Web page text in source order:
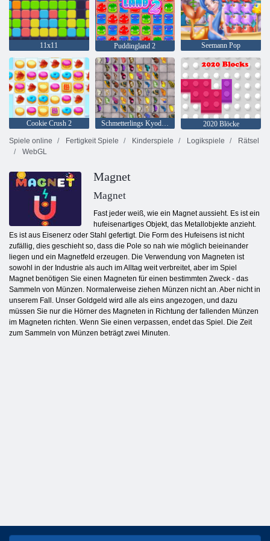
11x11 Puddingland 2 Seemann Pop
Cookie Crush 2 Schmetterlings Kyodai HD
2020 Blöcke
Spiele online
Fertigkeit Spiele Kinderspiele Logikspiele
Rätsel
WebGL
Magnet
Magnet
Fast jeder weiß, wie ein Magnet aussieht. Es ist ein
hufeisenartiges Objekt, das Metallobjekte anzieht.
Es ist aus Eisenerz oder Stahl gefertigt. Die Form des Hufeisens ist nicht
zufällig, dies geschieht so, dass die Pole so nah wie möglich beieinander
liegen und ein Magnetfeld erzeugen. Die Verwendung von Magneten ist
sowohl in der Industrie als auch im Alltag weit verbreitet, aber im Spiel
Magnet benötigen Sie einen Magneten für einen bestimmten Zweck - das
Sammeln von Münzen. Normalerweise ziehen Münzen nicht an. Aber nicht in
unserem Fall. Unser Goldgeld wird alle als eins angezogen, und dazu
müssen Sie nur die Hörner des Magneten in Richtung der fallenden Münzen
im Magneten richten. Wenn Sie einen verpassen, endet das Spiel. Die Zeit
zum Sammeln von Münzen beträgt zwei Minuten.